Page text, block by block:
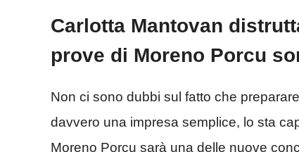
Carlotta Mantovan
prove di Moreno Porcu
Non ci sono dubbi sul fatto che
davvero una impresa semplice, lo sta
Moreno Porcu sarà una delle nuove